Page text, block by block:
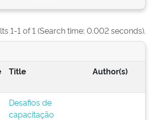
1-1 of 1 (Search time: 0.002 seconds).
Title Author(s)
Desafios de
capacitação